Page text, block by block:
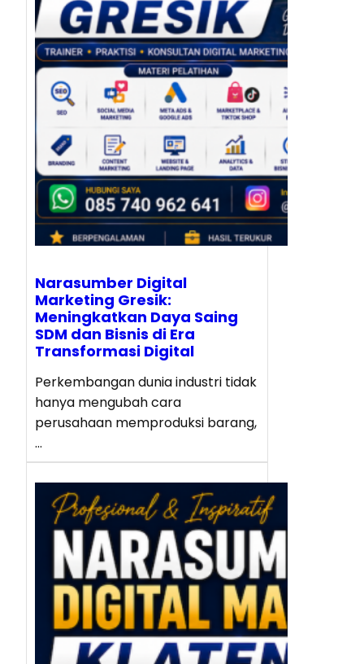
Narasumber Digital
Marketing Gresik:
Meningkatkan Daya Saing
SDM dan Bisnis di Era
Transformasi Digital
Perkembangan dunia industri tidak
hanya mengubah cara
perusahaan memproduksi barang,
…